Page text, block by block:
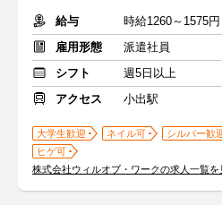
給与
時給1260～1575
雇用形態
派遣社員
シフト
週5日以上
アクセス
小出駅
大学生歓迎 ネイル可 シルバー歓
ヒゲ可
株式会社ウィルオブ・ワークの求人一覧を